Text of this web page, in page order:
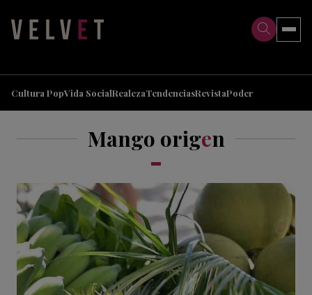
Cultura PopVida SocialRealezaTendenciasRevistaPoder
Mango origen